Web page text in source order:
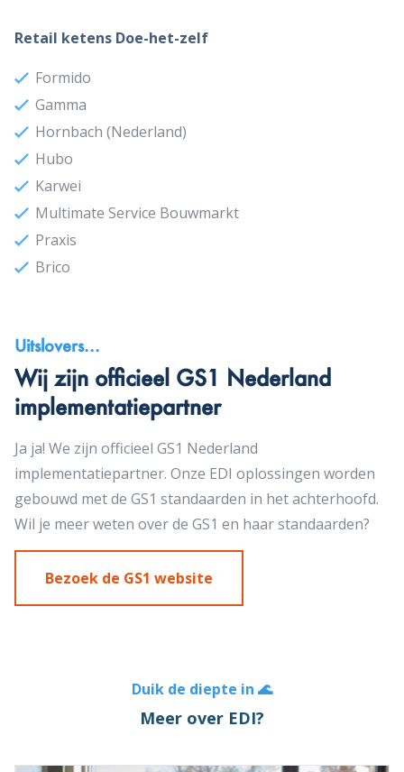
Retail ketens Doe-het-zelf
Formido
Gamma
Hornbach (Nederland)
Hubo
Karwei
Multimate Service Bouwmarkt
Praxis
Brico
Uitslovers...
Wij zijn officieel GS1 Nederland
implementatiepartner
Ja ja! We zijn officieel GS1 Nederland
implementatiepartner. Onze EDI oplossingen worden
gebouwd met de GS1 standaarden in het achterhoofd.
Wil je meer weten over de GS1 en haar standaarden?
Bezoek de GS1 website
Duik de diepte in 🌊
Meer over EDI?